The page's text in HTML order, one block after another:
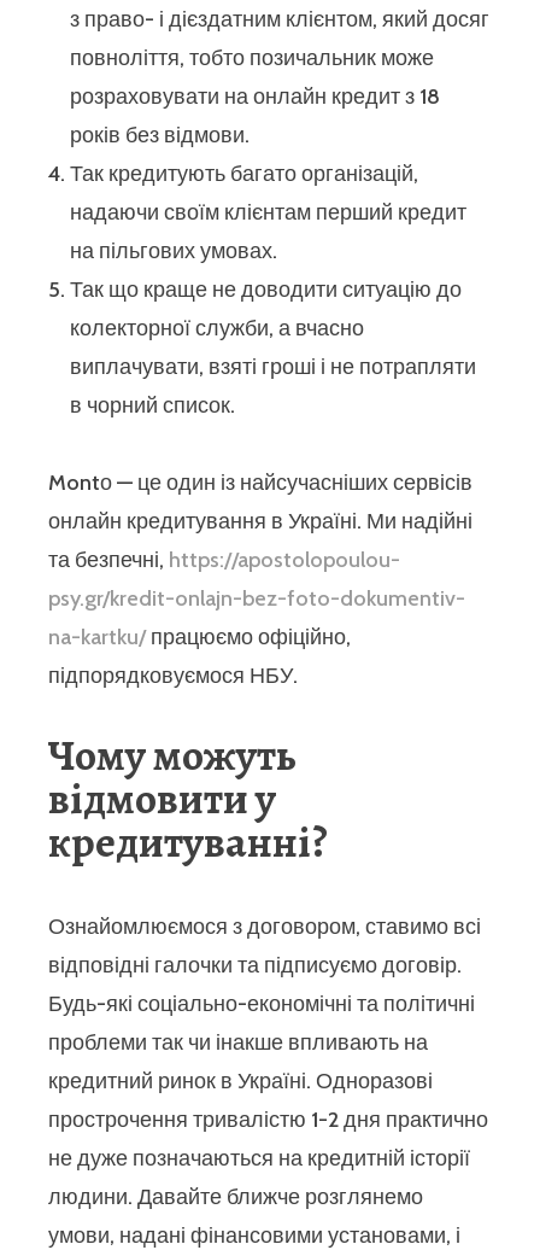
з право- і дієздатним клієнтом, який досяг
повноліття, тобто позичальник може
розраховувати на онлайн кредит з 18
років без відмови.
Так кредитують багато організацій,
надаючи своїм клієнтам перший кредит
на пільгових умовах.
Так що краще не доводити ситуацію до
колекторної служби, а вчасно
виплачувати, взяті гроші і не потрапляти
в чорний список.
Montо — це один із найсучасніших сервісів
онлайн кредитування в Україні. Ми надійні
та безпечні, https://apostolopoulou-
psy.gr/kredit-onlajn-bez-foto-dokumentiv-
na-kartku/працюємо офіційно,
підпорядковуємося НБУ.
Чому можуть
відмовити у
кредитуванні?
Ознайомлюємося з договором, ставимо всі
відповідні галочки та підписуємо договір.
Будь-які соціально-економічні та політичні
проблеми так чи інакше впливають на
кредитний ринок в Україні. Одноразові
прострочення тривалістю 1-2 дня практично
не дуже позначаються на кредитній історії
людини. Давайте ближче розглянемо
умови, надані фінансовими установами, і